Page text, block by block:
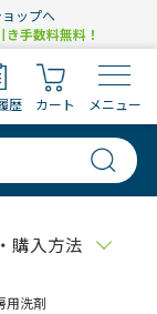
ップへ
手数料無料！
歴 カート メニュー
購入方法
用洗剤